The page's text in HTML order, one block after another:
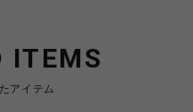
ITEMS
アイテム